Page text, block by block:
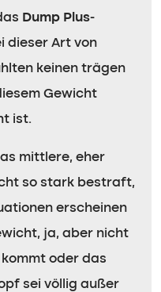
Dump Plus-
dieser Art von
keinen trägen
Gewicht
ist.
mittlere, eher
so stark bestraft,
erscheinen
ja, aber nicht
oder das
sei völlig außer